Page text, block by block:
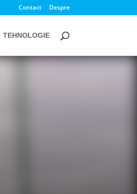
Contact Despre
TEHNOLOGIE